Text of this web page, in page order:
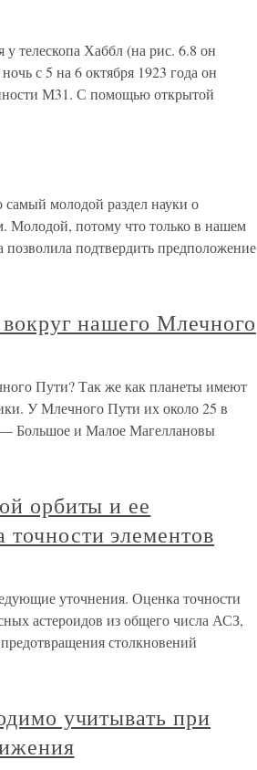
телескопа Хаббл (на рис. 6.8 он
с 5 на 6 октября 1923 года он
М31. С помощью открытой
молодой раздел науки о
Молодой, потому что только в нашем
подтвердить предположение
нашего Млечного
Пути? Так же как планеты имеют
У Млечного Пути их около 25 в
Большое и Малое Магеллановы
орбиты и ее
элементов
уточнения. Оценка точности
астероидов из общего числа АСЗ,
столкновений
учитывать при